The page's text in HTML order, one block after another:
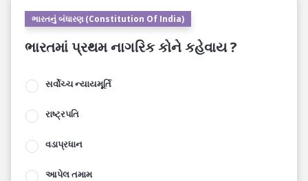
ભારતનું બંધારણ (Constitution Of India)
ભારતમાં પ્રથમ નાગરિક કોને કહેવાય ?
સર્વોચ્ચ ન્યાયમૂર્તિ
રાષ્ટ્રપતિ
વડાપ્રધાન
આપેલ તમામ